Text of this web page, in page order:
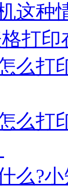
这种
打
么打
么打
么?